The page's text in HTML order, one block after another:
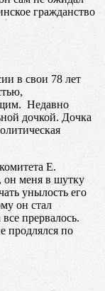
гражданство
в свои 78 лет
Недавно
дочкой. Дочка
Е.
он меня в шутку
унылость его
он стал
прервалось.
продлялся по